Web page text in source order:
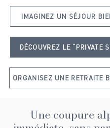
IMAGINEZ UN SÉJOUR
DÉCOUVREZ LE “PRIVATE
ORGANISEZ UNE RETRAITE
Une coupure